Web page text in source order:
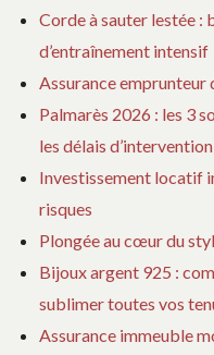
Corde à sauter lestée :
d’entraînement intensif
Assurance emprunteur
Palmarès 2026 : les 3
les délais
Investissement locatif
risques
Plongée au cœur du
Bijoux argent 925 :
sublimer toutes vos
Assurance immeuble